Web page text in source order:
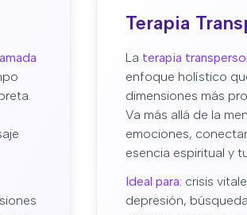
Terapia
La terapia
enfoque holístico
dimensiones más
Va más allá de la
emociones,
esencia espiritual y
Ideal para: crisis
depresión,